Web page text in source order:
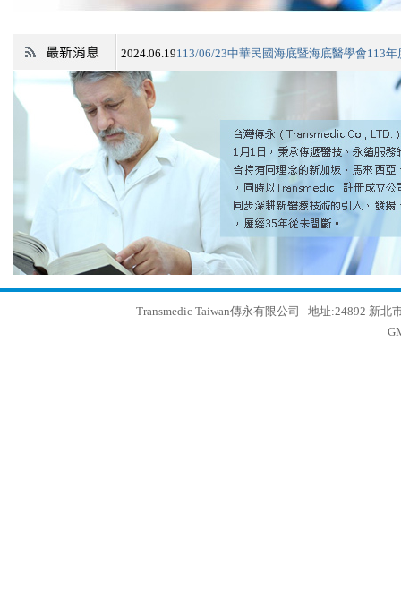
2024.06.19113/06/23中華民國海底暨海底醫學會113
Transmedic Taiwan傳永有限公司 地址:24892 新